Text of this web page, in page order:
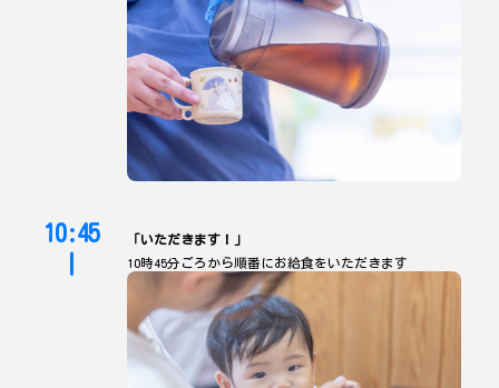
10:45
「いただきます！」
10時45分ごろから順番にお給食をいただきます